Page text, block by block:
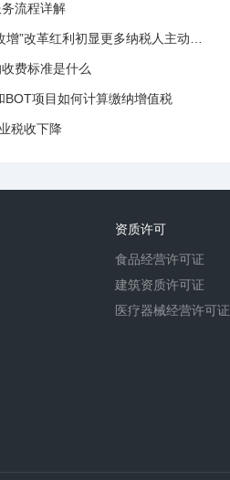
流程详解
”改革红利初显更多纳税人主动参与
费标准是什么
BOT项目如何计算缴纳增值税
税收下降
资质许可
食品经营许可证
建筑资质许可证
医疗器械经营许可证